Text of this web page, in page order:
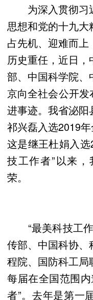
为深入贯彻习
思想和党的十九
占先机、迎难而
历史重任，近日
部、中国科学院
京向全社会公开发
进事迹。我省泌
祁兴磊入选2019年
这是继王杜娟入
技工作者”以来
荣。
“最美科技工作
传部、中国科协
程院、国防科工局
每届在全国范围
者”。去年是第一